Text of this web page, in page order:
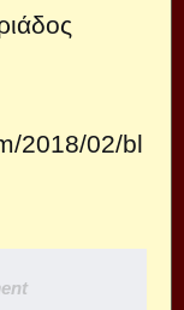
2018/02/bl